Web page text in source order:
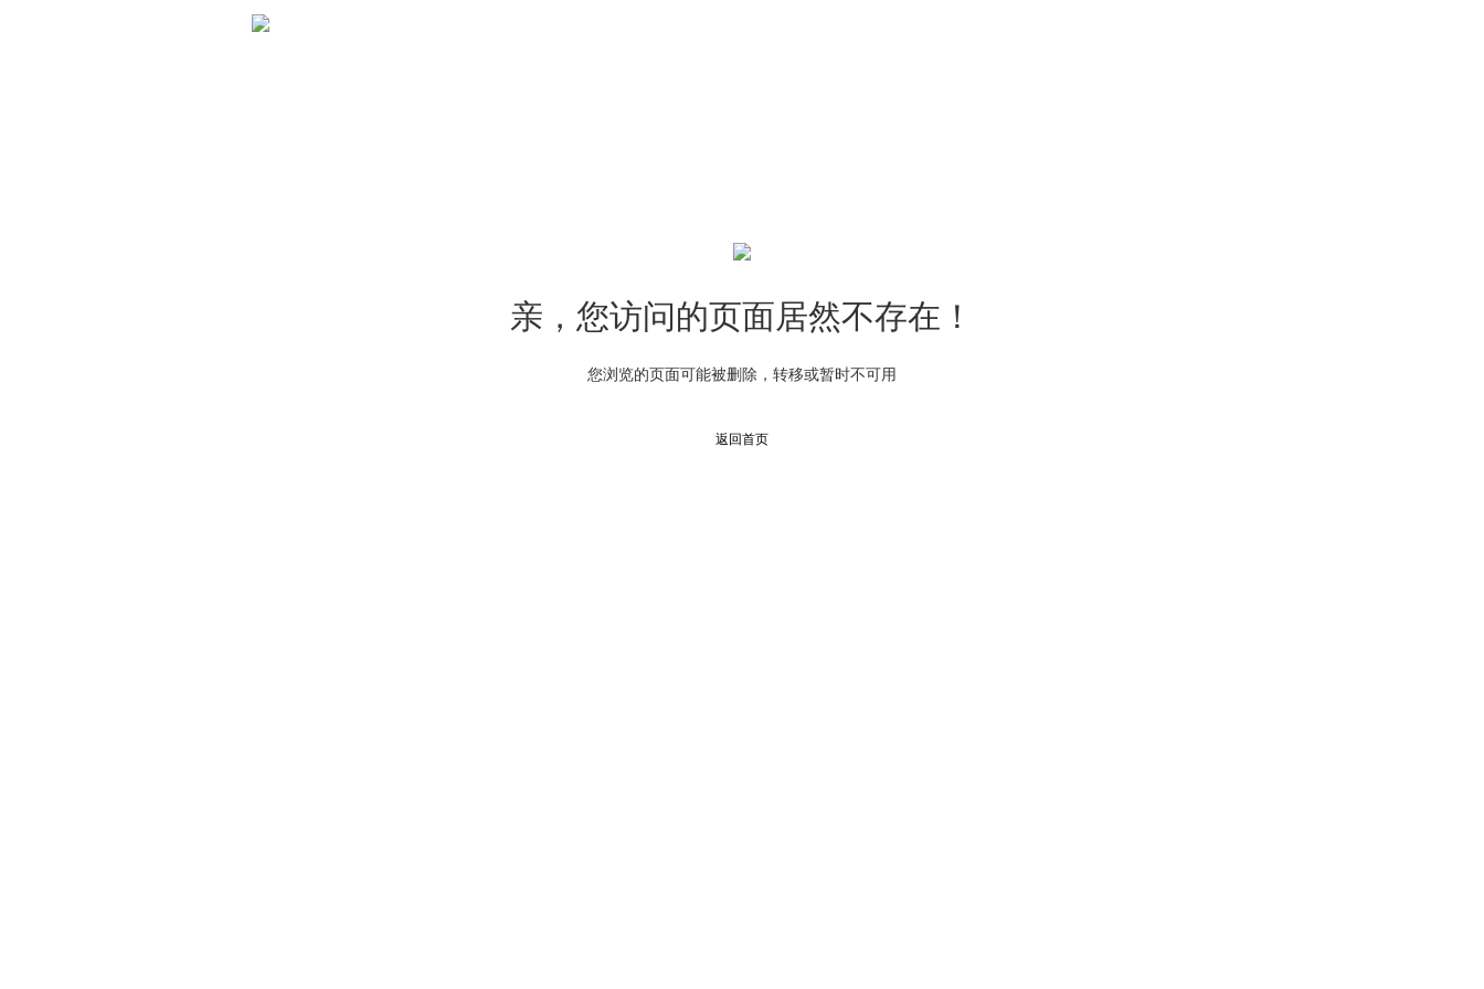
亲，您访问的页面居然不存在！
您浏览的页面可能被删除，转移或暂时不可用
返回首页